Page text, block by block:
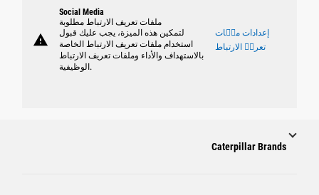
warning
Social Media
ملفات تعريف الارتباط مطلوبة
لتمكين هذه الميزة، يجب عليك قبول
استخدام ملفات تعريف الارتباط الخاصة
بالاستهداف والأداء وملفات تعريف الارتباط
الوظيفية.
إعدادات ملٝات
تعريٝ الارتباط
Caterpillar Brands